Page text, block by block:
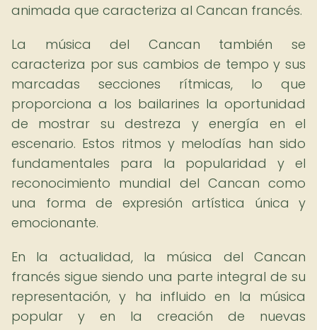
animada que caracteriza al Cancan francés.
La música del Cancan también se
caracteriza por sus cambios de tempo y sus
marcadas secciones rítmicas, lo que
proporciona a los bailarines la oportunidad
de mostrar su destreza y energía en el
escenario. Estos ritmos y melodías han sido
fundamentales para la popularidad y el
reconocimiento mundial del Cancan como
una forma de expresión artística única y
emocionante.
En la actualidad, la música del Cancan
francés sigue siendo una parte integral de su
representación, y ha influido en la música
popular y en la creación de nuevas